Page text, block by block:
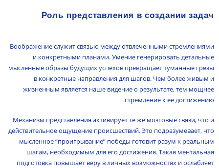
Роль представления в создании задач
Воображение служит связью между отвлеченными стремлениями
и конкретными планами. Умение генерировать детальные
мысленные образы будущих успехов превращает туманные грезы
в конкретные направления для шагов. Чем более живым и
жизненным является наше видение о результате, тем мощнее
стремление к ее достижению.
Механизм представления активирует те же мозговые связи, что и
действительное ощущение происшествий. Это подразумевает, что
мысленное “проигрывание” победы готовит разум к реальным
шагам, необходимым для его достижения. Такая ментальная
подготовка повышает веру в личных возможностях и ослабляет